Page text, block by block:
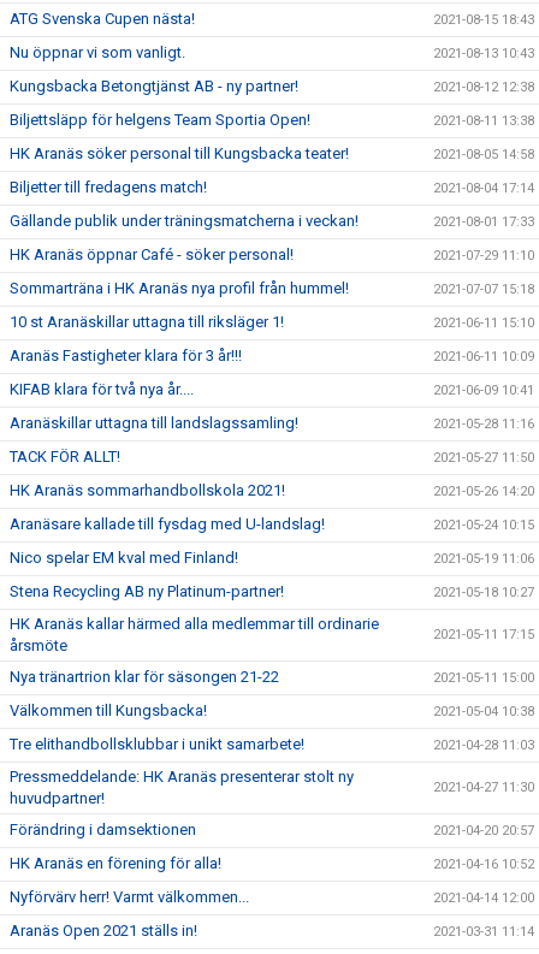
ATG Svenska Cupen nästa! 2021-08-15 18:43
Nu öppnar vi som vanligt. 2021-08-13 10:43
Kungsbacka Betongtjänst AB - ny partner! 2021-08-12 12:38
Biljettsläpp för helgens Team Sportia Open! 2021-08-11 13:38
HK Aranäs söker personal till Kungsbacka teater! 2021-08-05 14:58
Biljetter till fredagens match! 2021-08-04 17:14
Gällande publik under träningsmatcherna i veckan! 2021-08-01 17:33
HK Aranäs öppnar Café - söker personal! 2021-07-29 11:10
Sommarträna i HK Aranäs nya profil från hummel! 2021-07-07 15:18
10 st Aranäskillar uttagna till riksläger 1! 2021-06-11 15:10
Aranäs Fastigheter klara för 3 år!!! 2021-06-11 10:09
KIFAB klara för två nya år.... 2021-06-09 10:41
Aranäskillar uttagna till landslagssamling! 2021-05-28 11:16
TACK FÖR ALLT! 2021-05-27 11:50
HK Aranäs sommarhandbollskola 2021! 2021-05-26 14:20
Aranäsare kallade till fysdag med U-landslag! 2021-05-24 10:15
Nico spelar EM kval med Finland! 2021-05-19 11:06
Stena Recycling AB ny Platinum-partner! 2021-05-18 10:27
HK Aranäs kallar härmed alla medlemmar till ordinarie
årsmöte
2021-05-11 17:15
Nya tränartrion klar för säsongen 21-22 2021-05-11 15:00
Välkommen till Kungsbacka! 2021-05-04 10:38
Tre elithandbollsklubbar i unikt samarbete! 2021-04-28 11:03
Pressmeddelande: HK Aranäs presenterar stolt ny
huvudpartner!
2021-04-27 11:30
Förändring i damsektionen 2021-04-20 20:57
HK Aranäs en förening för alla! 2021-04-16 10:52
Nyförvärv herr! Varmt välkommen... 2021-04-14 12:00
Aranäs Open 2021 ställs in! 2021-03-31 11:14